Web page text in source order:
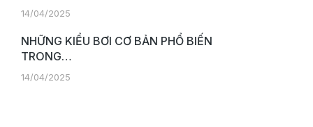
14/04/2025
NHỮNG KIỂU BƠI CƠ BẢN PHỔ BIẾN
TRONG…
14/04/2025